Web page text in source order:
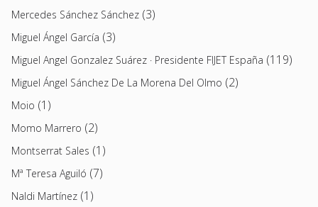
Mercedes Sánchez Sánchez (3)
Miguel Ángel García (3)
Miguel Angel Gonzalez Suárez · Presidente FIJET España (119)
Miguel Ángel Sánchez De La Morena Del Olmo (2)
Moio (1)
Momo Marrero (2)
Montserrat Sales (1)
Mª Teresa Aguiló (7)
Naldi Martínez (1)